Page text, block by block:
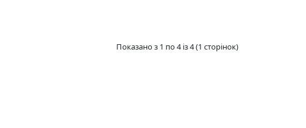
Показано з 1 по 4 із 4 (1 сторінок)